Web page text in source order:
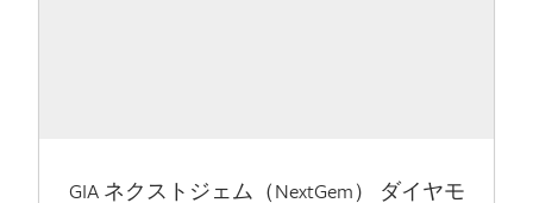
GIA ネクストジェム（NextGem） ダイヤモ